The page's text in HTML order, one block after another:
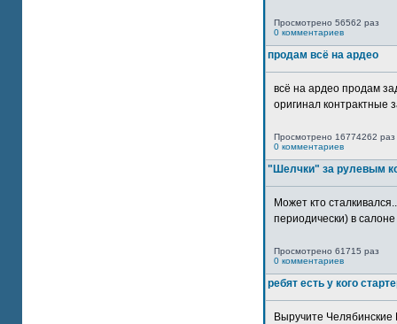
Просмотрено 56562 раз
0 комментариев
продам всё на ардео
всё на ардео продам
оригинал контрактные
Просмотрено 16774262 раз
0 комментариев
"Шелчки" за рулевым
Может кто
периодически) в
Просмотрено 61715 раз
0 комментариев
ребят есть у кого
Выручите